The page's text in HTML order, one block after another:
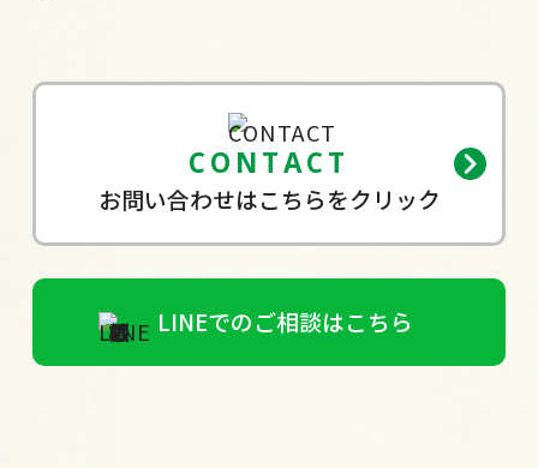
CONTACT
お問い合わせはこちらをクリック
LINEでのご相談はこちら